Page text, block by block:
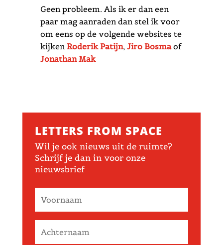
Geen probleem. Als ik er dan een
paar mag aanraden dan stel ik voor
om eens op de volgende websites te
kijkenRoderik Patijn, Jiro Bosmaof
Jonathan Mak
LETTERS FROM SPACE
Wil je ook nieuws uit de ruimte?
Schrijf je dan in voor onze
nieuwsbrief